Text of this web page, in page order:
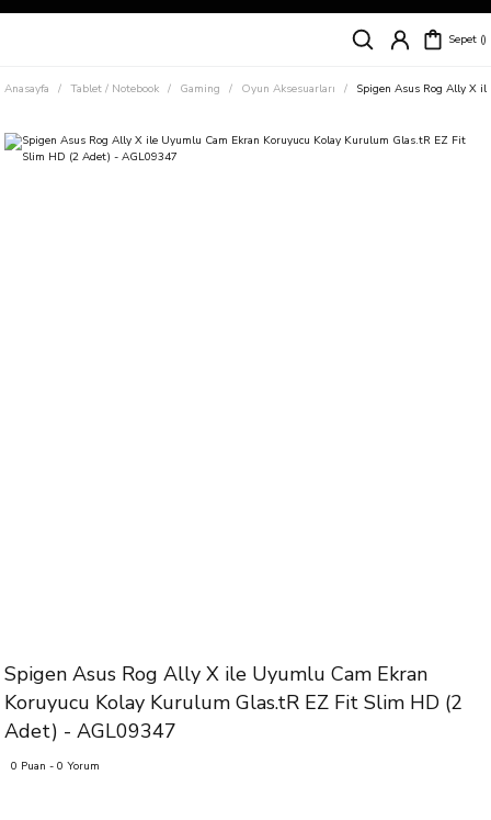
Siparişleriniz
Süper İndirimli Fiyatlar
Sepet
Anasayfa Tablet / Notebook Gaming Oyun Aksesuarları Spigen Asus Rog Ally X
Spigen Asus Rog Ally X ile Uyumlu Cam Ekran
Koruyucu Kolay Kurulum Glas.tR EZ Fit Slim HD (2
Adet) - AGL09347
0 Puan - 0 Yorum